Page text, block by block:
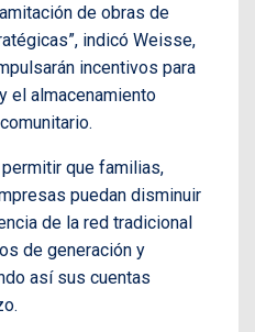
de obras de
indicó Weisse,
incentivos para
el almacenamiento
que familias,
puedan disminuir
de la red tradicional
de generación y
así sus cuentas